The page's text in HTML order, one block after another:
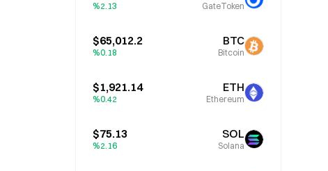
GateToken
%2.13
BTC
Bitcoin
$65,012.2
%0.18
ETH
Ethereum
$1,921.14
%0.42
SOL
Solana
$75.13
%2.16